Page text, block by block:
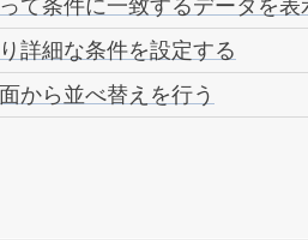
て条件に一致するデータを表
詳細な条件を設定する
から並べ替えを行う